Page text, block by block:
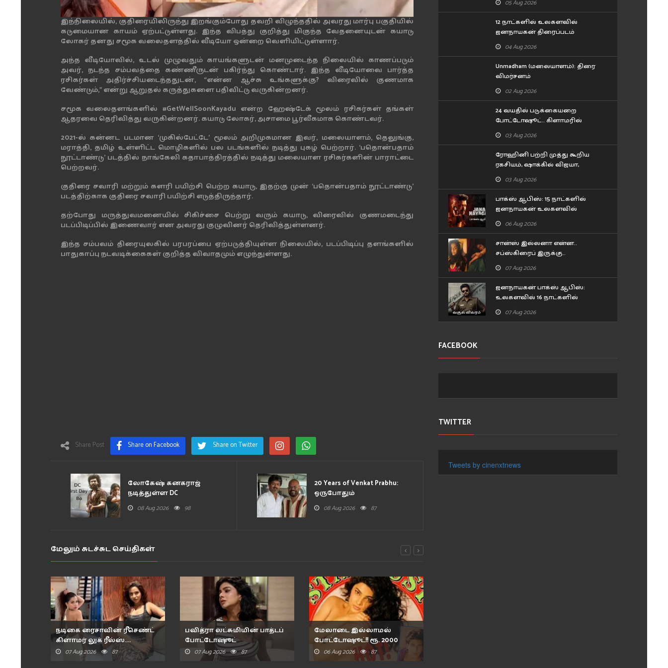
இந்நிலையில், குதிரையிலிருந்து இறங்கும்போது தவறி விழுந்ததில் அவரது மார்பு பகுதியில்
கடுமையான காயம் ஏற்பட்டுள்ளது. இந்த விபத்து குறித்து மிகுந்த வேதனையுடன் கயாடு
லோகர் தனது சமூக வலைதளத்தில் வீடியோ ஒன்றை வெளியிட்டுள்ளார்.
அந்த வீடியோவில், உடல் முழுவதும் காயங்களுடன் மனமுடைந்த நிலையில் காணப்படும்
அவர், நடந்த சம்பவத்தை கண்ணீருடன் பகிர்ந்து கொண்டார். இந்த வீடியோவை பார்த்த
ரசிகர்கள் அதிர்ச்சியடைந்ததுடன், “என்ன ஆச்சு உங்களுக்கு? விரைவில் குணமாக
வேண்டும்,” என்று ஆறுதல் கருத்துகளை பதிவிட்டு வருகின்றனர்.
சமூக வலைதளங்களில் #GetWellSoonKayadu என்ற ஹேஷ்டேக் மூலம் ரசிகர்கள் தங்கள்
ஆதரவை தெரிவித்து வருகின்றனர். கயாடு லோகர், அசாமை பூர்வீகமாக கொண்டவர்.
2021-ல் கன்னட படமான ‘முகில்பேட்டே’ மூலம் அறிமுகமான இவர், மலையாளம், தெலுங்கு,
மராத்தி, தமிழ் உள்ளிட்ட மொழிகளில் பல படங்களில் நடித்து புகழ் பெற்றார். ‘பதொன்பதாம்
நூட்டாண்டு’ படத்தில் நாங்கேலி கதாபாத்திரத்தில் நடித்து மலையாள ரசிகர்களின் பாராட்டை
பெற்றவர்.
குதிரை சவாரி மற்றும் களரி பயிற்சி பெற்ற கயாடு, இதற்கு முன் ‘பதொன்பதாம் நூட்டாண்டு’
படத்திற்காக குதிரை சவாரி பயிற்சி எடுத்திருந்தார்.
தற்போது மருத்துவமனையில் சிகிச்சை பெற்று வரும் கயாடு, விரைவில் குணமடைந்து
படப்பிடிப்பில் இணைவார் என அவரது குழுவினர் தெரிவித்துள்ளனர்.
இந்த சம்பவம் திரையுலகில் பரபரப்பை ஏற்படுத்தியுள்ள நிலையில், படப்பிடிப்பு தளங்களில்
பாதுகாப்பு நடவடிக்கைகள் குறித்த விவாதமும் எழுந்துள்ளது.
Share Post Share on Facebook Share on Twitter
லோகேஷ் கனகராஜ்
நடித்துள்ள DC
திரைப்படத்தின் முதல்..
08 Aug 2026 98
20 Years of Venkat Prabhu:
ஒருபோதும்
செய்ததையே மீண..
08 Aug 2026 87
மேலும் சுடச்சுட செய்திகள்
நடிகை ரைசாவின் ரீசெண்ட்
கிளாமர் லுக் ரீல்ஸ்....
07 Aug 2026 87
பவித்ரா லட்சுமியின் பாத்டப்
போட்டோஷூட்
07 Aug 2026 87
மேலாடை இல்லாமல்
போட்டோஷூட்!! ரூ. 2000
கோடி போ..
06 Aug 2026 87
05 Aug 2026
12 நாட்களில் உலகளவில்
ஜனநாயகன் திரைப்படம்
செய்துள்ள வசூல்..
04 Aug 2026
Unmadham (மலையாளம்): திரை
விமர்சனம்
02 Aug 2026
24 வயதில் படுக்கையறை
போட்டோஷூட்.. கிளாமரில்
மிரட்டும் 'பாபநாசம்' பாப்பா
எஸ்தர் அனில்!
03 Aug 2026
ரோஹினி பற்றி முத்து கூறிய
ரகசியம், ஷாக்கில் விஜயா,
மனோஜ்... சிறகடிக்க ஆசை
சீரியல் எபிசோட்
03 Aug 2026
பாக்ஸ் ஆபிஸ்: 15 நாட்களில்
ஜனநாயகன் உலகளவில்
செய்துள்ள வசூல்..
06 Aug 2026
சான்ஸ் இல்லனா என்ன..
சப்ஸ்கிரைப் இருக்கு..
இன்ஸ்டாகிராமில் கல்லா கட்டும்
அபிராமி!
07 Aug 2026
ஜனநாயகன் பாக்ஸ் ஆபிஸ்:
உலகளவில் 16 நாட்களில்
செய்துள்ள வசூல் விவரம்
07 Aug 2026
FACEBOOK
TWITTER
Tweets by cinenxtnews